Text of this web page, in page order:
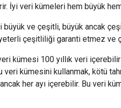
İyi veri kümeleri hem büyük
büyük ve çeşitli, büyük ancak
yeterli çeşitliliği garanti etmez
kümesi 100 yıllık veri
veri kümesini kullanmak, kötü
ancak her ayı içerebilir. Bu veri